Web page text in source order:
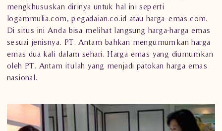
mengkhususkan dirinya untuk hal ini seperti
logammulia.com, pegadaian.co.id atau harga-emas.com.
Di situs ini Anda bisa melihat langsung harga-harga emas
sesuai jenisnya. PT. Antam bahkan mengumumkan harga
emas dua kali dalam sehari. Harga emas yang diumumkan
oleh PT. Antam itulah yang menjadi patokan harga emas
nasional.